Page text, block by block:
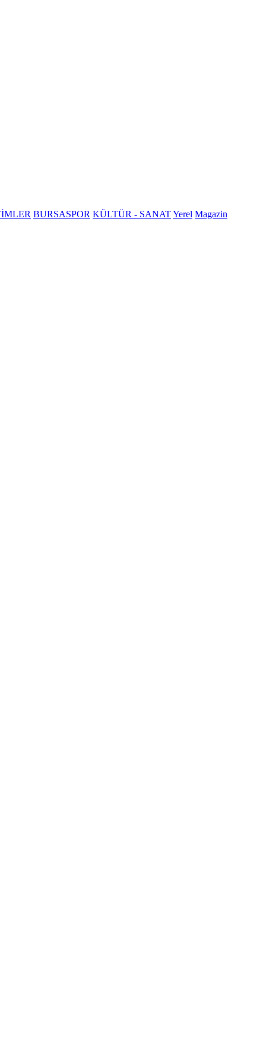
BURSASPOR KÜLTÜR - SANATYerel Magazin